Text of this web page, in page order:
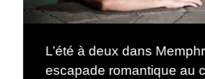
L’été à deux dans
escapade romantique au